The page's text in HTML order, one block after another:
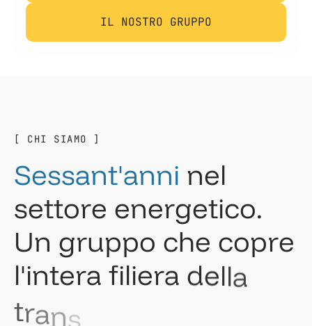
IL NOSTRO GRUPPO
[ CHI SIAMO ]
Sessant'anni nel
settore energetico.
Un gruppo che copre
l'intera filiera della
trans